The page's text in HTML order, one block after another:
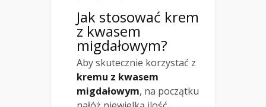
Jak stosować krem
z kwasem
migdałowym?
Aby skutecznie korzystać z
kremu z kwasem
migdałowym, na początku